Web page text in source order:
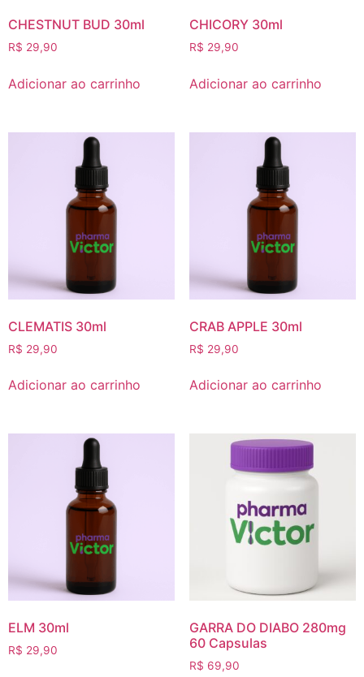
CHESTNUT BUD 30ml
R$ 29,90
Adicionar ao carrinho
CHICORY 30ml
R$ 29,90
Adicionar ao carrinho
CLEMATIS 30ml
R$ 29,90
Adicionar ao carrinho
CRAB APPLE 30ml
R$ 29,90
Adicionar ao carrinho
ELM 30ml
R$ 29,90
GARRA DO DIABO 280mg
60 Capsulas
R$ 69,90